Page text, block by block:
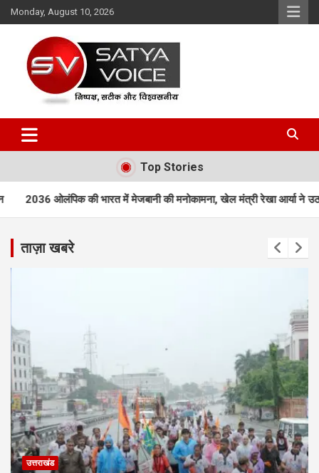
Skip
to
Monday, August 10, 2026
Satya Voice
Top Stories
में मेजबानी की मनोकामना, खेल मंत्री रेखा आर्या ने उठाई ‘संकल्प कांवड़ यात्रा’
ताज़ा खबरे
उत्तराखंड